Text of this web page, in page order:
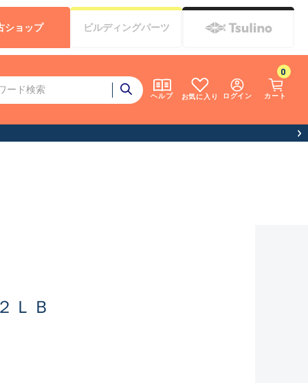
ヘルプ お気に入り ログイン カート
0
ショップ ビルディングパーツ
ＬＢ